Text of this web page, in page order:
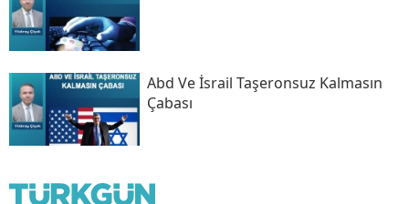
Abd Ve İsrail Taşeronsuz Kalmasın
Çabası